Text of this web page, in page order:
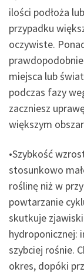
ilości podłoża
przypadku
oczywiste.
miejsca lub
podczas fazy
zaczniesz
większym
•Szybkość
stosunkowo
roślinę niż w
powtarzanie
skutkuje
hydroponicznej:
szybciej rośnie.
okres, dopóki